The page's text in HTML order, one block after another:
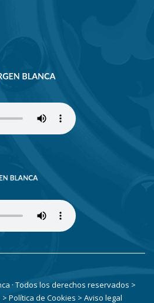
· Todos los derechos reservados >
> Política de Cookies > Aviso legal